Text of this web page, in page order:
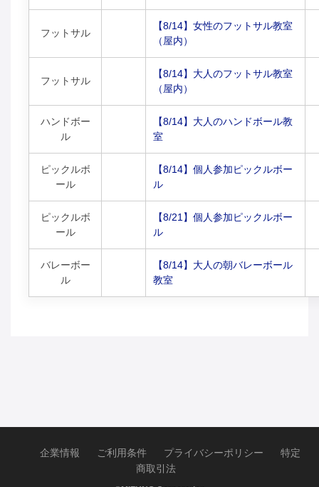
フットサル
【8/14】女性のフットサル教室
（屋内）
フットサル
【8/14】大人のフットサル教室
（屋内）
ハンドボー
ル
【8/14】大人のハンドボール教
室
ピックルボ
ール
【8/14】個人参加ピックルボー
ル
ピックルボ
ール
【8/21】個人参加ピックルボー
ル
バレーボー
ル
【8/14】大人の朝バレーボール
教室
企業情報 ご利用条件 プライバシーポリシー
特定
商取引法